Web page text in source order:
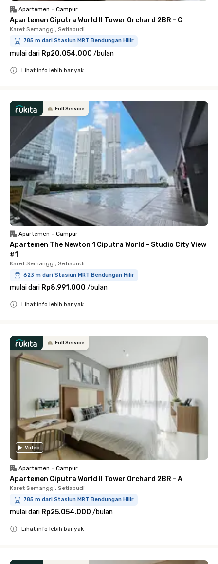
Apartemen • Campur
Apartemen Ciputra World II Tower Orchard 2BR - C
Karet Semanggi, Setiabudi
785 m dari Stasiun MRT Bendungan Hilir
mulai dari Rp20.054.000 /bulan
Lihat info lebih banyak
Full Service
Apartemen • Campur
Apartemen The Newton 1 Ciputra World - Studio City View
#1
Karet Semanggi, Setiabudi
623 m dari Stasiun MRT Bendungan Hilir
mulai dari Rp8.991.000 /bulan
Lihat info lebih banyak
Full Service
Video
Apartemen • Campur
Apartemen Ciputra World II Tower Orchard 2BR - A
Karet Semanggi, Setiabudi
785 m dari Stasiun MRT Bendungan Hilir
mulai dari Rp25.054.000 /bulan
Lihat info lebih banyak